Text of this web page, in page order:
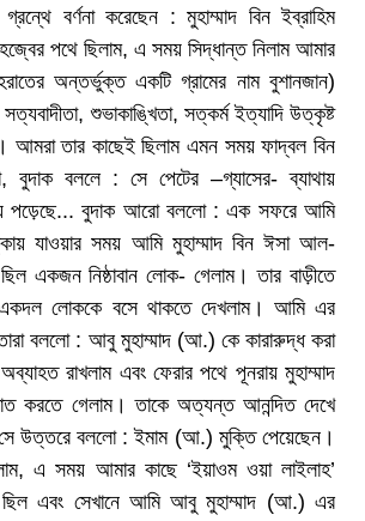
বর্ণনা করেছেন : মুহাম্মাদ বিন ইব্রাহিম
হজ্বের পথে ছিলাম, এ সময় সিদ্ধান্ত নিলাম আমার
অন্তর্ভুক্ত একটি গ্রামের নাম বুশানজান)
শুভাকাঙ্খিতা, সত্কর্ম ইত্যাদি উত্কৃষ্ট
আমরা তার কাছেই ছিলাম এমন সময় ফাদ্বল বিন
বুদাক বললে : সে পেটের –গ্যাসের- ব্যাথায়
বুদাক আরো বললো : এক সফরে আমি
যাওয়ার সময় আমি মুহাম্মাদ বিন ঈসা আল-
একজন নিষ্ঠাবান লোক- গেলাম। তার বাড়ীতে
লোককে বসে থাকতে দেখলাম। আমি এর
তারা বললো : আবু মুহাম্মাদ (আ.) কে কারারুদ্ধ করা
রাখলাম এবং ফেরার পথে পূনরায় মুহাম্মাদ
করতে গেলাম। তাকে অত্যন্ত আনন্দিত দেখে
সে উত্তরে বললো : ইমাম (আ.) মুক্তি পেয়েছেন।
এ সময় আমার কাছে ‘ইয়াওম ওয়া লাইলাহ’
এবং সেখানে আমি আবু মুহাম্মাদ (আ.) এর